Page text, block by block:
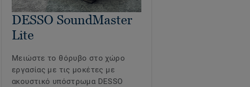
DESSO SoundMaster
Lite
Μειώστε το θόρυβο στο χώρο
εργασίας με τις μοκέτες με
ακουστικό υπόστρωμα DESSO